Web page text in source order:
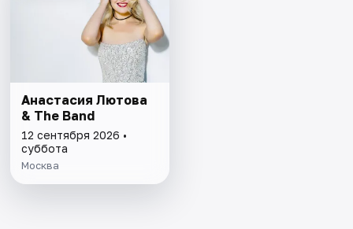
Анастасия Лютова
& The Band
12 сентября 2026 •
суббота
Москва